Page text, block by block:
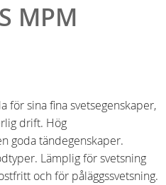
MPM
för sina fina svetsegenskaper,
drift. Hög
goda tändegenskaper.
Lämplig för svetsning
och för påläggssvetsning.